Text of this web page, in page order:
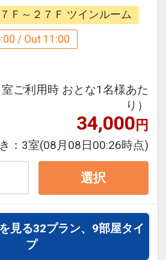
年7月1日～2026年9月
ース番号：DP-1-
約される際には、以下ご
すようお願いいたしま
体予約はお受けできま
名、個人名で複数室を仮
お控えください。
複数室ご予約される際に
代表者氏名をお知らせく
ン」と「朝食付プラン」
ます。
Ｆ～２７Ｆ ツインルーム
/ Out 11:00
室ご利用時 おとな1名様あた
り）
34,000円
： 3室(08月08日00:26時点)
選択
見る32プラン、9部屋タイ
プ